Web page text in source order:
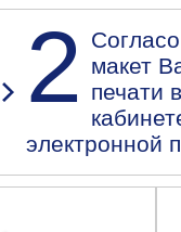
2
макет
печати
электронной